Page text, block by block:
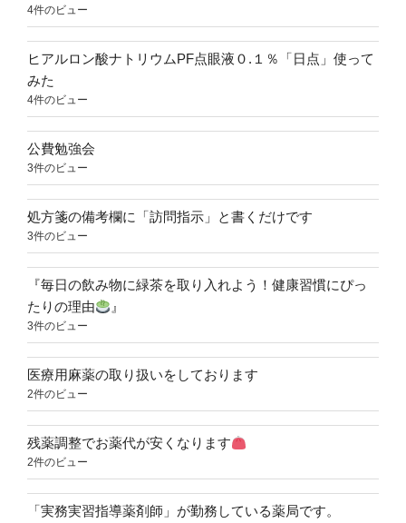
4件のビュー
ヒアルロン酸ナトリウムPF点眼液０.１％「日点」使って
みた
4件のビュー
公費勉強会
3件のビュー
処方箋の備考欄に「訪問指示」と書くだけです
3件のビュー
『毎日の飲み物に緑茶を取り入れよう！健康習慣にぴっ
たりの理由
』
3件のビュー
医療用麻薬の取り扱いをしております
2件のビュー
残薬調整でお薬代が安くなります
2件のビュー
「実務実習指導薬剤師」が勤務している薬局です。